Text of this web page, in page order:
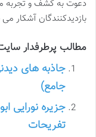
دعوت به کشف و تجربه
بازدیدکنندگان آشکار
مطالب پرطرفدار
جاذبه های
جامع)
جزیره نورایی
تفریحات